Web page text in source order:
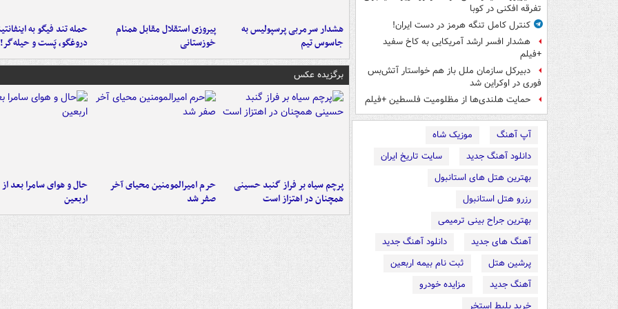
تفرقه افکنی در کوبا
کنترل کامل تنگه هرمز در دست ایران!
هشدار افسر ارشد آمریکایی به کاخ سفید
+فیلم
دبیرکل سازمان ملل باز هم خواستار آتش‌بس
فوری در اوکراین شد
حمایت هلندی‌ها از مظلومیت فلسطین +فیلم
آپ آهنگ
موزیک شاه
دانلود آهنگ جدید
سایت تاریخ ایران
بهترین هتل های استانبول
رزرو هتل استانبول
بهترین جراح بینی ترمیمی
آهنگ های جدید
دانلود آهنگ جدید
پرشین هتل
ثبت نام بیمه اربعین
آهنگ جدید
مزایده خودرو
هشدار سرمربی پرسپولیس به
جاسوس تیم
پیروزی استقلال مقابل همنام
خوزستانی
حمله تند فیگو به
دروغگو، پَست‌ و حیله‌گر!
برگزیده عکس
پرچم سیاه بر فراز گنبد حسینی
همچنان در اهتزاز است
حرم امیرالمومنین محیای آخر
صفر شد
حال و هوای سامرا بعد از
اربعین